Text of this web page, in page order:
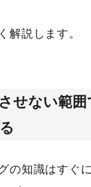
解説します。
せない範囲
の知識はすぐ